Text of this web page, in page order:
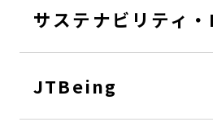
サステナビリティ
JTBeing